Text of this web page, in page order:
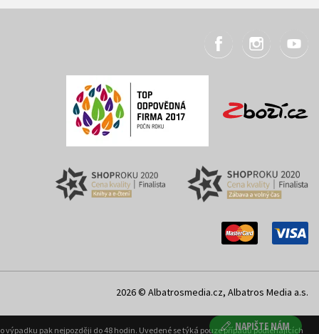
NAPIŠTE NÁM
2026 © Albatrosmedia.cz, Albatros Media a.s.
pak nejpozději do 48 hodin. Uvedené se týká pouze případů podléhajících